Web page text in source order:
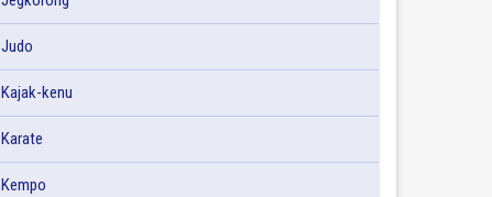
Judo
Kajak-kenu
Karate
Kempo